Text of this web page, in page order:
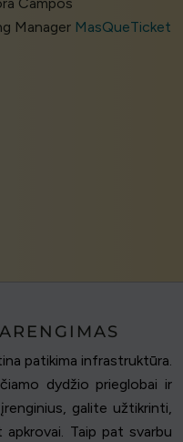
Manager MasQueTicket
patikima infrastruktūra.
dydžio prieglobai ir
galite užtikrinti,
Taip pat svarbu